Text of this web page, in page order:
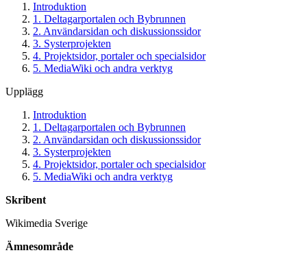
Introduktion
1. Deltagarportalen och Bybrunnen
2. Användarsidan och diskussionssidor
3. Systerprojekten
4. Projektsidor, portaler och specialsidor
5. MediaWiki och andra verktyg
Upplägg
Introduktion
1. Deltagarportalen och Bybrunnen
2. Användarsidan och diskussionssidor
3. Systerprojekten
4. Projektsidor, portaler och specialsidor
5. MediaWiki och andra verktyg
Skribent
Wikimedia Sverige
Ämnesområde